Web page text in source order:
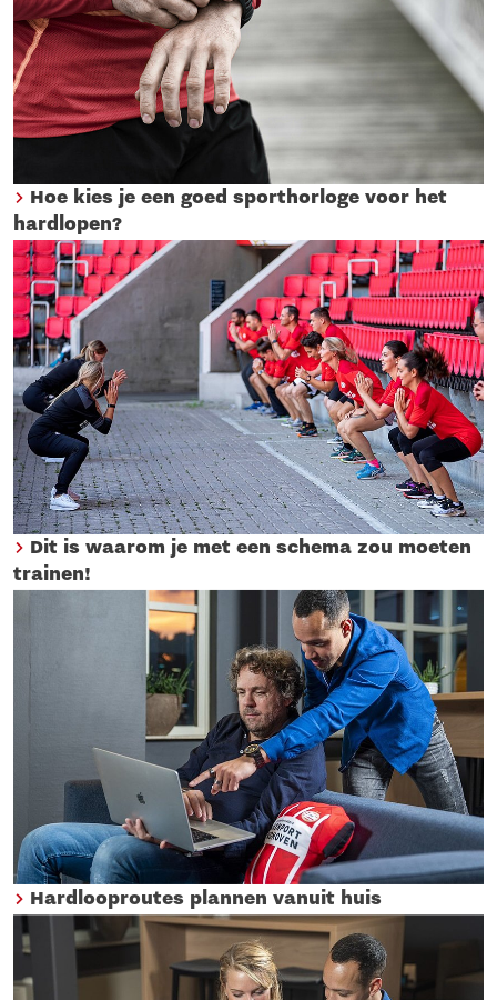
Hoe kies je een goed sporthorloge voor het
hardlopen?
Dit is waarom je met een schema zou moeten
trainen!
Hardlooproutes plannen vanuit huis